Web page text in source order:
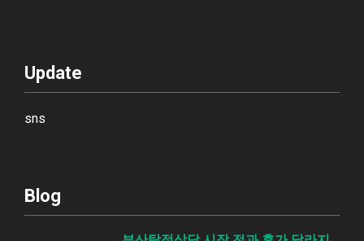
Update
sns
Blog